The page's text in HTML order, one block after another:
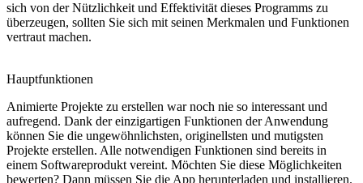
sich von der Nützlichkeit und Effektivität dieses Programms zu
überzeugen, sollten Sie sich mit seinen Merkmalen und Funktionen
vertraut machen.
Hauptfunktionen
Animierte Projekte zu erstellen war noch nie so interessant und
aufregend. Dank der einzigartigen Funktionen der Anwendung
können Sie die ungewöhnlichsten, originellsten und mutigsten
Projekte erstellen. Alle notwendigen Funktionen sind bereits in
einem Softwareprodukt vereint. Möchten Sie diese Möglichkeiten
bewerten? Dann müssen Sie die App herunterladen und installieren.